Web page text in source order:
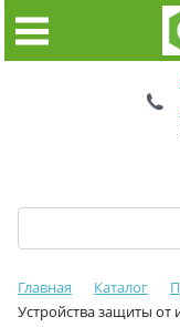
Главная Каталог
Устройства защиты